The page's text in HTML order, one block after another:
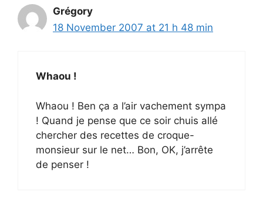
Grégory
18 November 2007 at 21 h 48 min
Whaou !
Whaou ! Ben ça a l’air vachement sympa
! Quand je pense que ce soir chuis allé
chercher des recettes de croque-
monsieur sur le net… Bon, OK, j’arrête
de penser !